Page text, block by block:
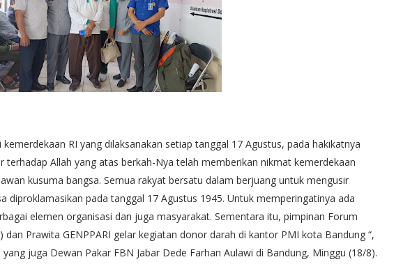
RI yang dilaksanakan setiap tanggal 17 Agustus, pada hakikatnya
terhadap Allah yang atas berkah-Nya telah memberikan nikmat kemerdekaan
kusuma bangsa. Semua rakyat bersatu dalam berjuang untuk mengusir
diproklamasikan pada tanggal 17 Agustus 1945. Untuk memperingatinya ada
elemen organisasi dan juga masyarakat. Sementara itu, pimpinan Forum
dan Prawita GENPPARI gelar kegiatan donor darah di kantor PMI kota Bandung “,
juga Dewan Pakar FBN Jabar Dede Farhan Aulawi di Bandung, Minggu (18/8).